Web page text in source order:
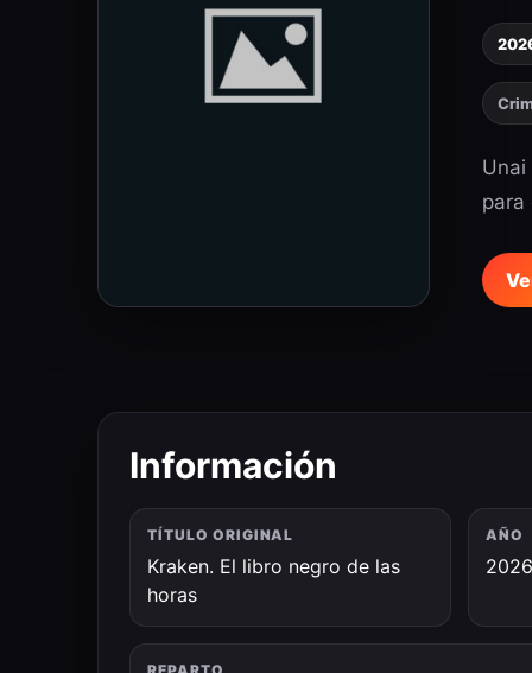
para
Información
TÍTULO ORIGINAL
Kraken. El libro negro de las
horas
AÑO
2026